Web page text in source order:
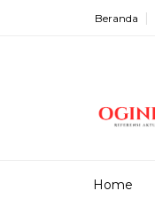
Beranda
Home